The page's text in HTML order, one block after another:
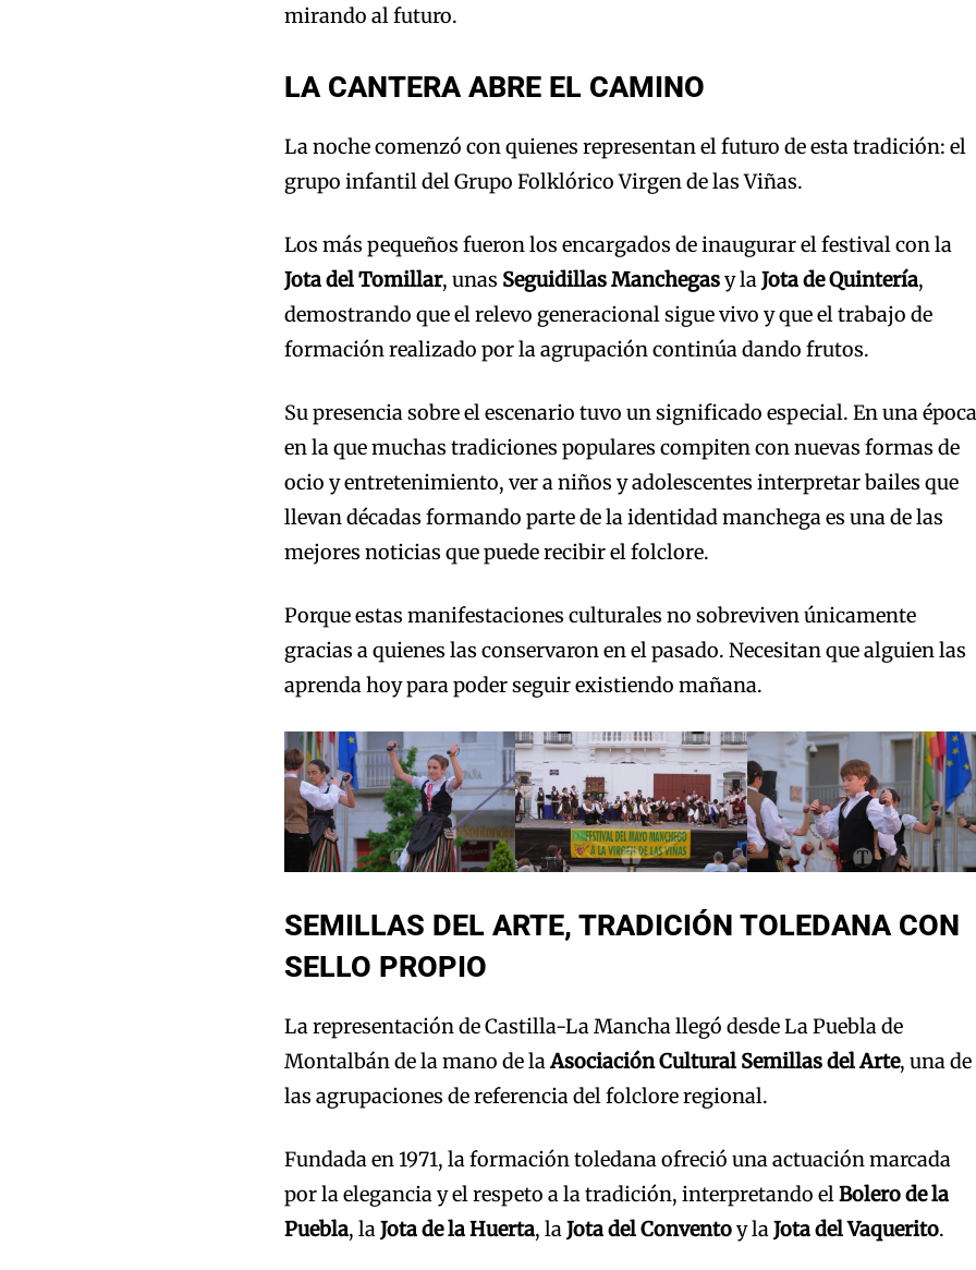
mirando al futuro.
LA CANTERA ABRE EL CAMINO
La noche comenzó con quienes representan el futuro de esta tradición: el
grupo infantil del Grupo Folklórico Virgen de las Viñas.
Los más pequeños fueron los encargados de inaugurar el festival con la
Jota del Tomillar, unas Seguidillas Manchegasy laJota de Quintería,
demostrando que el relevo generacional sigue vivo y que el trabajo de
formación realizado por la agrupación continúa dando frutos.
Su presencia sobre el escenario tuvo un significado especial. En una época
en la que muchas tradiciones populares compiten con nuevas formas de
ocio y entretenimiento, ver a niños y adolescentes interpretar bailes que
llevan décadas formando parte de la identidad manchega es una de las
mejores noticias que puede recibir el folclore.
Porque estas manifestaciones culturales no sobreviven únicamente
gracias a quienes las conservaron en el pasado. Necesitan que alguien las
aprenda hoy para poder seguir existiendo mañana.
SEMILLAS DEL ARTE, TRADICIÓN TOLEDANA CON
SELLO PROPIO
La representación de Castilla-La Mancha llegó desde La Puebla de
Montalbán de la mano de laAsociación Cultural Semillas del Arte, una de
las agrupaciones de referencia del folclore regional.
Fundada en 1971, la formación toledana ofreció una actuación marcada
por la elegancia y el respeto a la tradición, interpretando elBolero de la
Puebla, laJota de la Huerta, laJota del Conventoy laJota del Vaquerito.